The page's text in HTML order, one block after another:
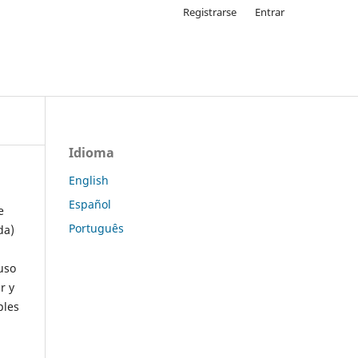
Registrarse Entrar
y
Idioma
English
Español
Português